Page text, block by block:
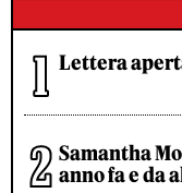
Lettera
Samantha
anno fa e da